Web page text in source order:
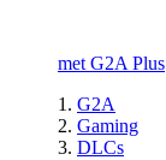
met G2A Plus
G2A
Gaming
DLCs